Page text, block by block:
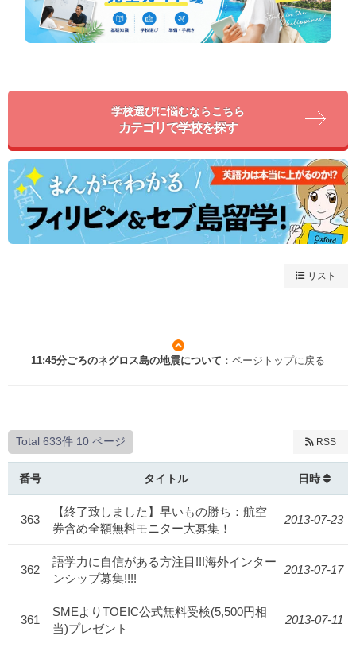
学校選びに悩むならこちら
カテゴリで学校を探す
リスト
11:45分ごろのネグロス島の地震について ：ページトップに戻る
Total 633件 10 ページ RSS
番号 タイトル 日時
363
【終了致しました】早いもの勝ち：航空
券含め全額無料モニター大募集！
2013-07-23
362
語学力に自信がある方注目!!!海外インター
ンシップ募集!!!!
2013-07-17
361
SMEよりTOEIC公式無料受検(5,500円相
当)プレゼント
2013-07-11